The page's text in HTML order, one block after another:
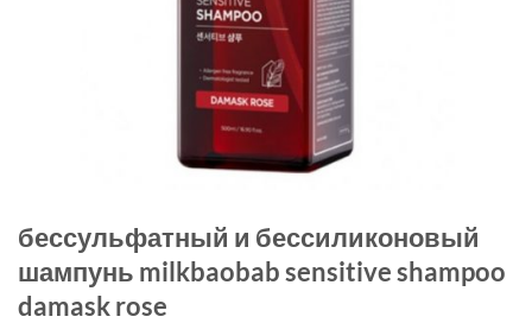
бессульфатный и бессиликоновый
шампунь milkbaobab sensitive shampoo
damask rose